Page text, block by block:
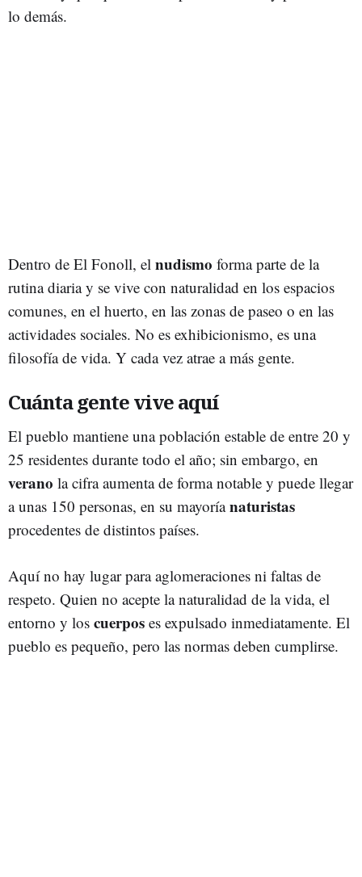
lo demás.
Dentro de El Fonoll, el nudismo forma parte de la
rutina diaria y se vive con naturalidad en los espacios
comunes, en el huerto, en las zonas de paseo o en las
actividades sociales. No es exhibicionismo, es una
filosofía de vida. Y cada vez atrae a más gente.
Cuánta gente vive aquí
El pueblo mantiene una población estable de entre 20 y
25 residentes durante todo el año; sin embargo, en
verano la cifra aumenta de forma notable y puede llegar
a unas 150 personas, en su mayoríanaturistas
procedentes de distintos países.
Aquí no hay lugar para aglomeraciones ni faltas de
respeto. Quien no acepte la naturalidad de la vida, el
entorno y los cuerpos es expulsado inmediatamente. El
pueblo es pequeño, pero las normas deben cumplirse.